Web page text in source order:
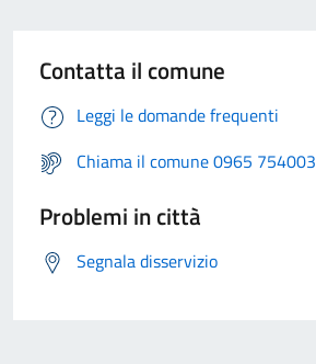
Contatta il comune
Leggi le domande frequenti
Chiama il comune 0965 754003
Problemi in città
Segnala disservizio